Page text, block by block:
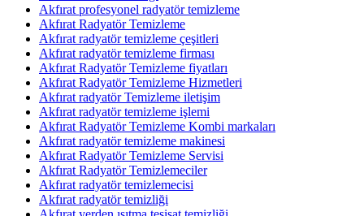
Akfırat profesyonel radyatör temizleme
Akfırat Radyatör Temizleme
Akfırat radyatör temizleme çeşitleri
Akfırat radyatör temizleme firması
Akfırat Radyatör Temizleme fiyatları
Akfırat Radyatör Temizleme Hizmetleri
Akfırat radyatör Temizleme iletişim
Akfırat radyatör temizleme işlemi
Akfırat Radyatör Temizleme Kombi markaları
Akfırat radyatör temizleme makinesi
Akfırat Radyatör Temizleme Servisi
Akfırat Radyatör Temizlemeciler
Akfırat radyatör temizlemecisi
Akfırat radyatör temizliği